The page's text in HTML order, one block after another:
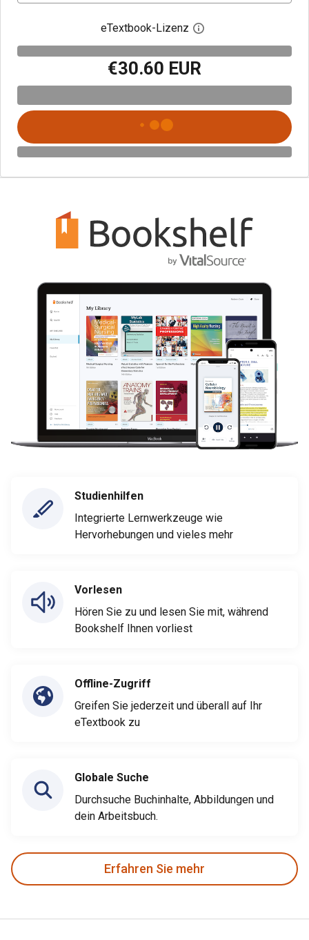
eTextbook-Lizenz Digitalen
€30.60 EUR
Studienhilfen
Integrierte Lernwerkzeuge wie
Hervorhebungen und vieles mehr
Vorlesen
Hören Sie zu und lesen Sie mit, während
Bookshelf Ihnen vorliest
Offline-Zugriff
Greifen Sie jederzeit und überall auf Ihr
eTextbook zu
Globale Suche
Durchsuche Buchinhalte, Abbildungen und
dein Arbeitsbuch.
Erfahren Sie mehr